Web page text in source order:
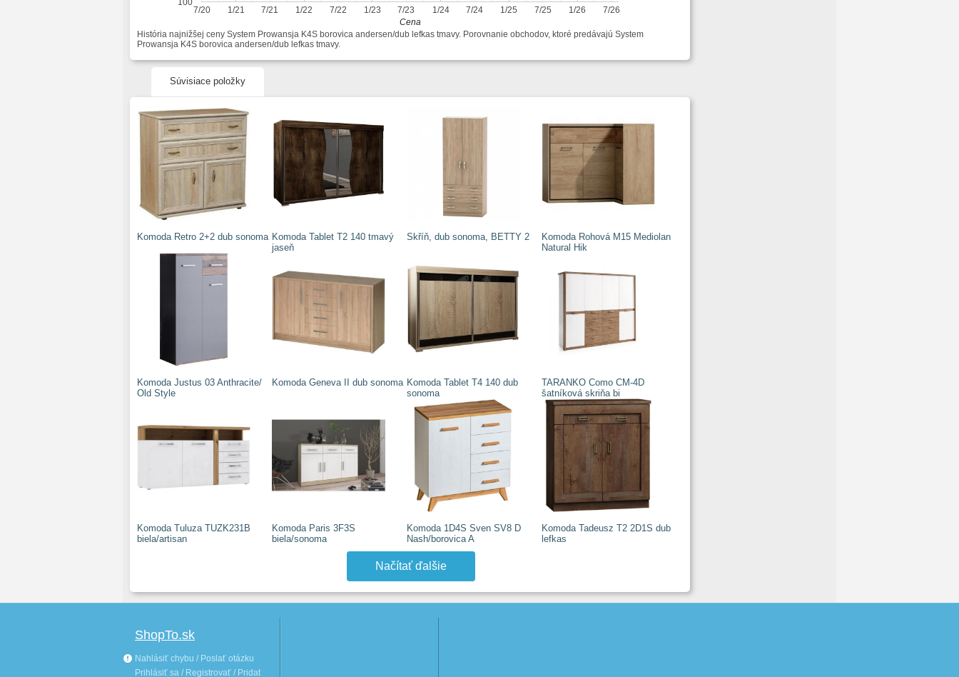
1/21 1/22 1/23 1/24 1/25 1/26
7/20 7/21 7/22 7/23 7/24 7/25 7/26
Cena
História najnižšej ceny System Prowansja K4S borovica andersen/dub lefkas tmavy. Porovnanie obchodov, ktoré predávajú System
Prowansja K4S borovica andersen/dub lefkas tmavy.
Súvisiace položky
Komoda Retro 2+2 dub sonoma Komoda Tablet T2 140 tmavý
jaseň
Skříň, dub sonoma, BETTY 2
Komoda Rohová M15 Mediolan
Natural Hik
Komoda Justus 03 Anthracite/
Old Style
Komoda Geneva II dub sonoma Komoda Tablet T4 140 dub
sonoma
TARANKO Como CM-4D
šatníková skriňa bi
Komoda Tuluza TUZK231B
biela/artisan
Komoda Paris 3F3S
biela/sonoma
Komoda 1D4S Sven SV8 D
Nash/borovica A
Komoda Tadeusz T2 2D1S dub
lefkas
Načítať ďalšie
ShopTo.sk
Nahlásiť chybu / Poslať otázku
Prihlásiť sa / Registrovať / Pridat